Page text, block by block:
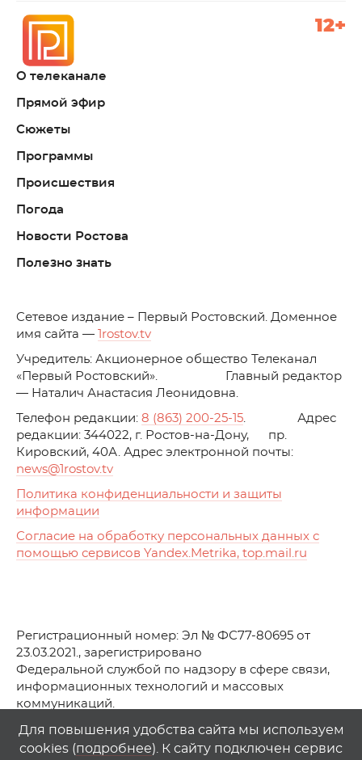
О телеканале
Прямой эфир
Сюжеты
Программы
Происшествия
Погода
Новости Ростова
Полезно знать
12+
Cетевое издание – Первый Ростовский. Доменное
имя сайта —
1rostov.tv
Учредитель: Акционерное общество Телеканал
«Первый Ростовский». Главный редактор
— Наталич Анастасия Леонидовна.
Телефон редакции: 8 (863) 200-25-15. Адрес
редакции: 344022, г. Ростов-на-Дону, пр.
Кировский, 40А. Адрес электронной почты:
news@1rostov.tv
Политика конфиденциальности и защиты
информации
Согласие на обработку персональных данных с
помощью сервисов Yandex.Metrika, top.mail.ru
Регистрационный номер: Эл № ФС77-80695 от
23.03.2021., зарегистрировано
Федеральной службой по надзору в сфере связи,
информационных технологий и массовых
коммуникаций.
© АО Телеканал «Первый Ростовский» (2021-2025)
Любое использование материалов сайта возможно
Для повышения удобства сайта мы используем
cookies (подробнее). К сайту подключен сервис